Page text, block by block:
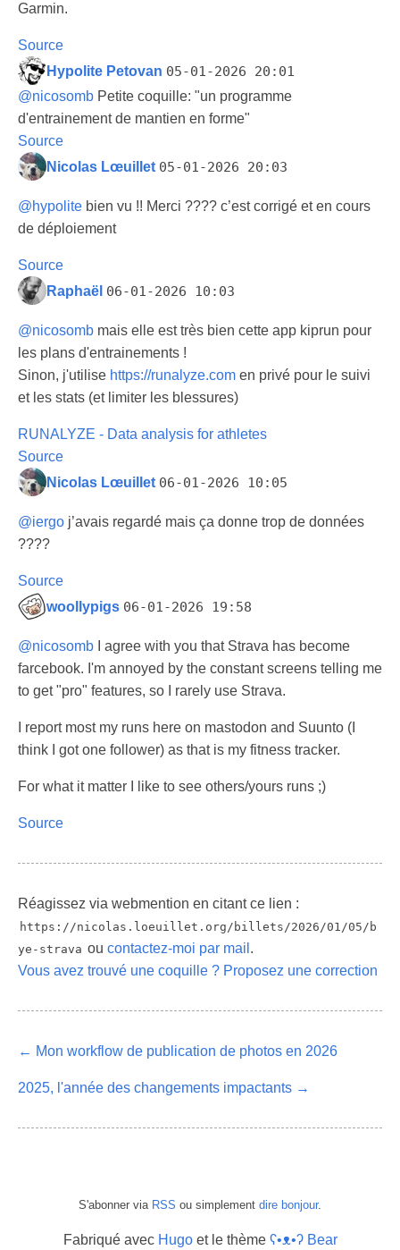
Garmin.
Source
Hypolite Petovan 05-01-2026 20:01
@nicosomb Petite coquille: "un programme
d'entrainement de mantien en forme"
Source
Nicolas Lœuillet 05-01-2026 20:03
@hypolite bien vu !! Merci ???? c’est corrigé et en cours
de déploiement
Source
Raphaël 06-01-2026 10:03
@nicosomb mais elle est très bien cette app kiprun pour
les plans d'entrainements !
Sinon, j'utilise https://runalyze.com en privé pour le suivi
et les stats (et limiter les blessures)
RUNALYZE - Data analysis for athletes
Source
Nicolas Lœuillet 06-01-2026 10:05
@iergo j’avais regardé mais ça donne trop de données
????
Source
woollypigs 06-01-2026 19:58
@nicosomb I agree with you that Strava has become
farcebook. I'm annoyed by the constant screens telling me
to get "pro" features, so I rarely use Strava.
I report most my runs here on mastodon and Suunto (I
think I got one follower) as that is my fitness tracker.
For what it matter I like to see others/yours runs ;)
Source
Réagissez via webmention en citant ce lien :
https://nicolas.loeuillet.org/billets/2026/01/05/b
ye-strava ou contactez-moi par mail .
Vous avez trouvé une coquille ? Proposez une correction
← Mon workflow de publication de photos en 2026
2025, l'année des changements impactants →
S'abonner via RSS ou simplement dire bonjour.
Fabriqué avec Hugoet le thème ʕ•ᴥ•ʔ Bear